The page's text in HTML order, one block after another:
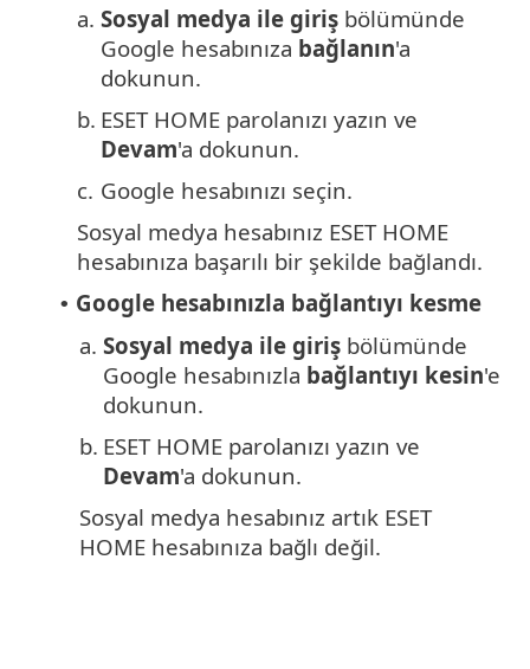
a. Sosyal medya ile giriş bölümünde
Google hesabınıza bağlanın'a
dokunun.
b. ESET HOME parolanızı yazın ve
Devam'a dokunun.
c. Google hesabınızı seçin.
Sosyal medya hesabınız ESET HOME
hesabınıza başarılı bir şekilde bağlandı.
• Google hesabınızla bağlantıyı kesme
a. Sosyal medya ile giriş bölümünde
Google hesabınızla bağlantıyı kesin'e
dokunun.
b. ESET HOME parolanızı yazın ve
Devam'a dokunun.
Sosyal medya hesabınız artık ESET
HOME hesabınıza bağlı değil.